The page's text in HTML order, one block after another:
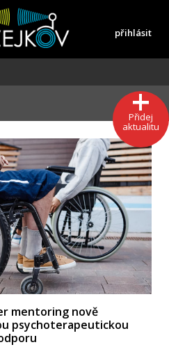
přihlásit
Přidej
aktualitu
mentoring nově
psychoterapeutickou